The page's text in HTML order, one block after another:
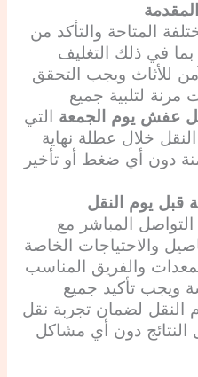
المتاحة والتأكد من
في ذلك التغليف
للأثاث ويجب التحقق
لتلبية جميع
عفش يوم الجمعة التي
خلال عطلة نهاية
دون أي ضغط أو تأخير
قبل يوم النقل
المباشر مع
والاحتياجات الخاصة
والفريق المناسب
ويجب تأكيد جميع
النقل لضمان تجربة نقل
دون أي مشاكل